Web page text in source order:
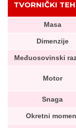
TVORNIČKI
Masa
Dimenzije
Međuosovinski
Motor
Snaga
Okretni